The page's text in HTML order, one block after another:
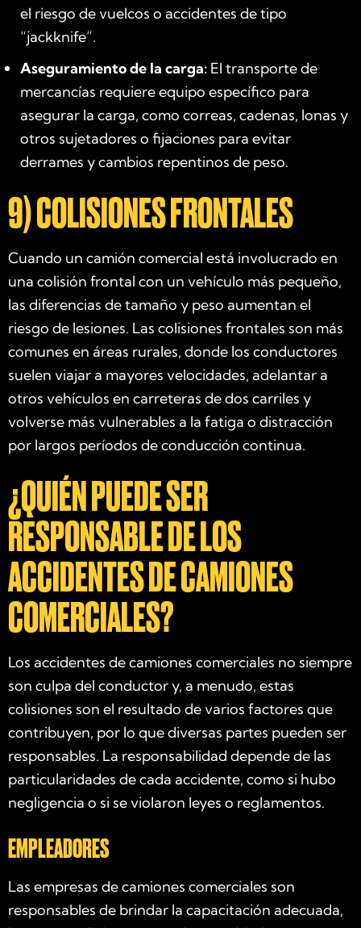
el riesgo de vuelcos o accidentes de tipo
“jackknife”.
Aseguramiento de la carga: El transporte de
mercancías requiere equipo específico para
asegurar la carga, como correas, cadenas, lonas y
otros sujetadores o fijaciones para evitar
derrames y cambios repentinos de peso.
9)COLISIONES FRONTALES
Cuando un camión comercial está involucrado en
una colisión frontal con un vehículo más pequeño,
las diferencias de tamaño y peso aumentan el
riesgo de lesiones. Las colisiones frontales son más
comunes en áreas rurales, donde los conductores
suelen viajar a mayores velocidades, adelantar a
otros vehículos en carreteras de dos carriles y
volverse más vulnerables a la fatiga o distracción
por largos períodos de conducción continua.
¿QUIÉN PUEDE SER
RESPONSABLE DE LOS
ACCIDENTES DE CAMIONES
COMERCIALES?
Los accidentes de camiones comerciales no siempre
son culpa del conductor y, a menudo, estas
colisiones son el resultado de varios factores que
contribuyen, por lo que diversas partes pueden ser
responsables. La responsabilidad depende de las
particularidades de cada accidente, como si hubo
negligencia o si se violaron leyes o reglamentos.
EMPLEADORES
Las empresas de camiones comerciales son
responsables de brindar la capacitación adecuada,